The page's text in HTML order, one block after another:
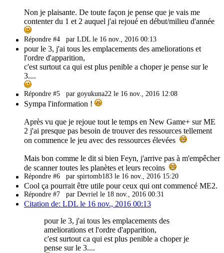
Non je plaisante. De toute façon je pense que je vais me
contenter du 1 et 2 auquel j'ai rejoué en début/milieu d'année
Répondre #4 par LDL le 16 nov., 2016 00:13
pour le 3, j'ai tous les emplacements des ameliorations et
l'ordre d'apparition,
c'est surtout ca qui est plus penible a choper je pense sur le
3....
Répondre #5 par goyukuna22 le 16 nov., 2016 12:08
Sympa l'information !
Après vu que je rejoue tout le temps en New Game+ sur ME
2 j'ai presque pas besoin de trouver des ressources tellement
on commence le jeu avec des ressources élevées
Mais bon comme le dit si bien Feyn, j'arrive pas à m'empêcher
de scanner toutes les planètes et leurs recoins
Répondre #6 par spirtomb183 le 16 nov., 2016 15:20
Cool ça pourrait être utile pour ceux qui ont commencé ME2.
Répondre #7 par Devriel le 18 nov., 2016 00:31
Citation de: LDL le 16 nov., 2016 00:13
pour le 3, j'ai tous les emplacements des
ameliorations et l'ordre d'apparition,
c'est surtout ca qui est plus penible a choper je
pense sur le 3....